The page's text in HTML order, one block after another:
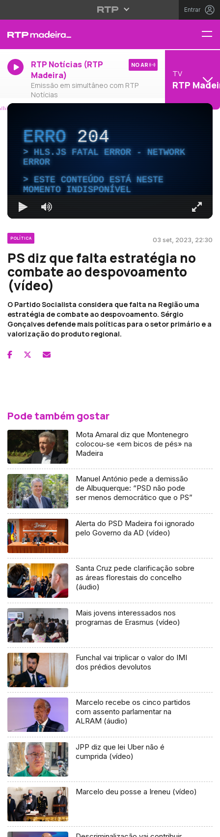
Entrar
RTP Notícias (RTP
Madeira)
Emissão em simultâneo com RTP
Notícias
NO AR
TV
RTP
ERRO204
HLS.JS FATAL ERROR - NETWORK
ERROR
ESTE CONTEÚDO ESTÁ NESTE
MOMENTO INDISPONÍVEL
POLÍTICA 03 set, 2023, 22:30
PS diz que falta estratégia no
combate ao despovoamento
(vídeo)
O Partido Socialista considera que falta na Região uma
estratégia de combate ao despovoamento. Sérgio
Gonçalves defende mais políticas para o setor primário e a
valorização do produto regional.
Pode também gostar
Mota Amaral diz que Montenegro
colocou-se «em bicos de pés» na
Madeira
Manuel António pede a demissão
de Albuquerque: “PSD não pode
ser menos democrático que o PS”
Alerta do PSD Madeira foi ignorado
pelo Governo da AD (vídeo)
Santa Cruz pede clarificação sobre
as áreas florestais do concelho
(áudio)
Mais jovens interessados nos
programas de Erasmus (vídeo)
Funchal vai triplicar o valor do IMI
dos prédios devolutos
Marcelo recebe os cinco partidos
com assento parlamentar na
ALRAM (áudio)
JPP diz que lei Uber não é
cumprida (vídeo)
Marcelo deu posse a Ireneu (vídeo)